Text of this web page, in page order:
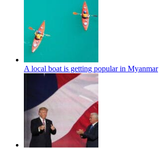
A local boat is getting popular in Myanmar